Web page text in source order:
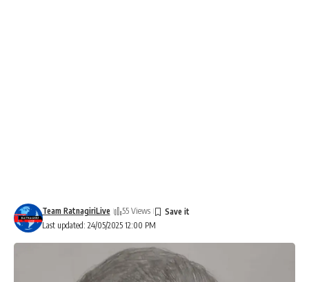
Last updated: 24/05/2025 12:00 PM
Team RatnagiriLive 55 Views